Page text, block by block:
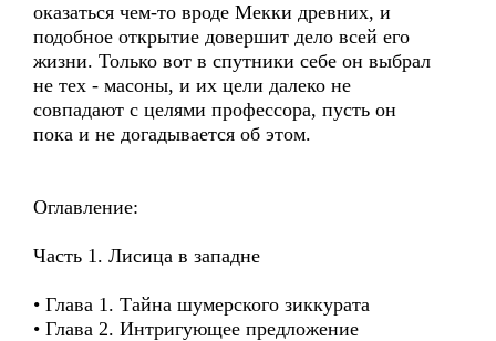
оказаться чем-то вроде Мекки древних, и
подобное открытие довершит дело всей его
жизни. Только вот в спутники себе он выбрал
не тех - масоны, и их цели далеко не
совпадают с целями профессора, пусть он
пока и не догадывается об этом.
Оглавление:
Часть 1. Лисица в западне
• Глава 1. Тайна шумерского зиккурата
• Глава 2. Интригующее предложение